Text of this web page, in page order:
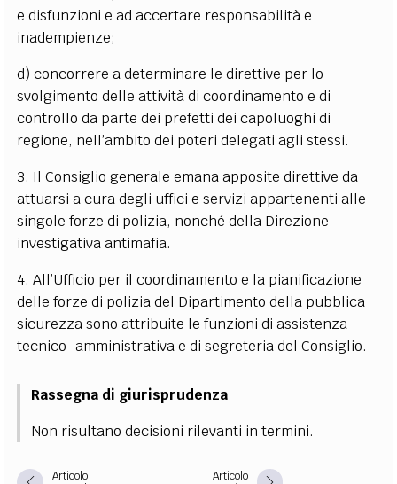
e disfunzioni e ad accertare responsabilità e
inadempienze;
d) concorrere a determinare le direttive per lo
svolgimento delle attività di coordinamento e di
controllo da parte dei prefetti dei capoluoghi di
regione, nell’ambito dei poteri delegati agli stessi.
3. Il Consiglio generale emana apposite direttive da
attuarsi a cura degli uffici e servizi appartenenti alle
singole forze di polizia, nonché della Direzione
investigativa antimafia.
4. All’Ufficio per il coordinamento e la pianificazione
delle forze di polizia del Dipartimento della pubblica
sicurezza sono attribuite le funzioni di assistenza
tecnico–amministrativa e di segreteria del Consiglio.
Rassegna di giurisprudenza
Non risultano decisioni rilevanti in termini.
Articolo
Articolo